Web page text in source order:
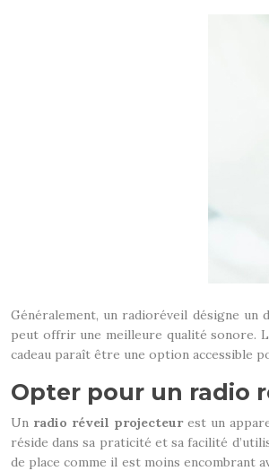
Généralement, un radioréveil désigne
peut offrir une meilleure qualité sonore.
cadeau paraît être une option accessible
Opter pour un radio
Un radio réveil projecteurest un
réside dans sa praticité et sa facilité
de place comme il est moins encombrant